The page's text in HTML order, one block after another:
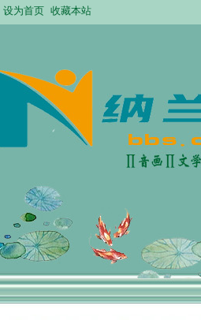
设为首页 收藏本站